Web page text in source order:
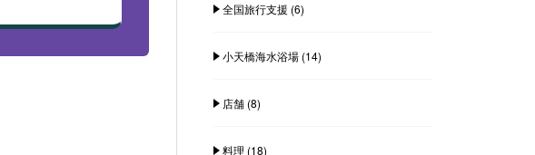
全国旅行支援 (6)
小天橋海水浴場(14)
店舗(8)
料理 (18)